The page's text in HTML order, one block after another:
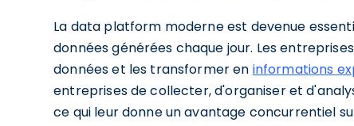
La data platform moderne est devenue
données générées chaque jour. Les
données et les transformer en informations
entreprises de collecter, d'organiser et
ce qui leur donne un avantage concurrentiel